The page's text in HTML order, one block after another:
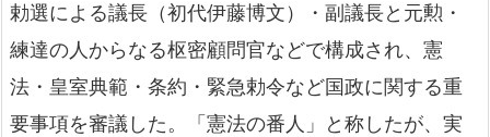
勅選による議長（初代伊藤博文）・副議長と元勲・
練達の人からなる枢密顧問官などで構成され、憲
法・皇室典範・条約・緊急勅令など国政に関する重
要事項を審議した。「憲法の番人」と称したが、実